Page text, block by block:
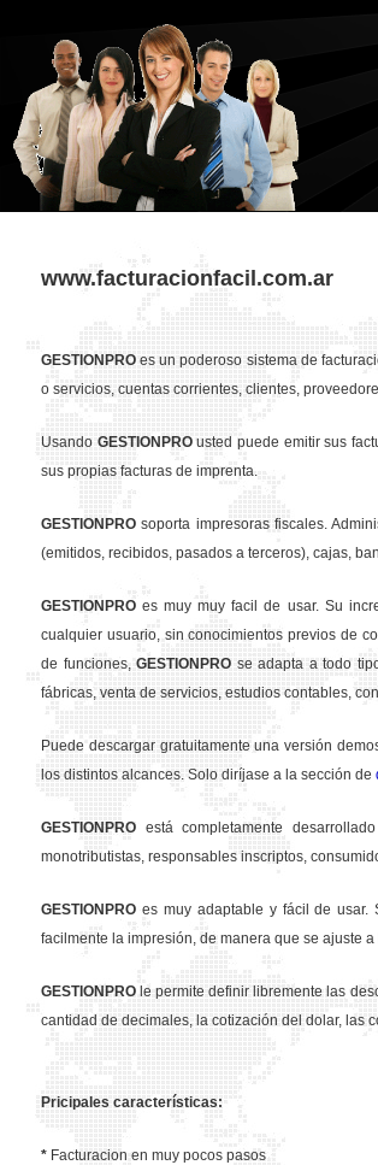
www.facturacionfacil.com.ar
GESTION PRO es un poderoso sistema de
o servicios, cuentas corrientes, clientes,
Usando GESTION PROusted puede emitir sus
sus propias facturas de imprenta.
GESTION PRO soporta impresoras fiscales.
(emitidos, recibidos, pasados a terceros), cajas,
GESTION PRO es muy muy facil de usar. Su
cualquier usuario, sin conocimientos previos de
de funciones,GESTION PRO se adapta a todo
fábricas, venta de servicios, estudios contables,
Puede descargar gratuitamente una versión
los distintos alcances. Solo diríjase a la sección de
GESTION PRO está completamente
monotributistas, responsables inscriptos,
GESTION PRO es muy adaptable y fácil de usar.
facilmente la impresión, de manera que se ajuste
GESTION PRO le permite definir libremente las
cantidad de decimales, la cotización del dolar, las
Pricipales características:
* Facturacion en muy pocos pasos